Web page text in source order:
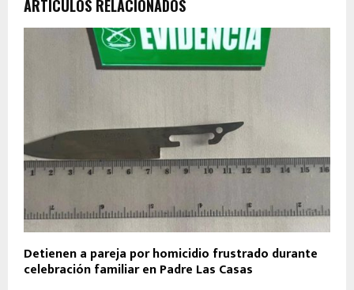
ARTÍCULOS RELACIONADOS
Detienen a pareja por homicidio frustrado durante
celebración familiar en Padre Las Casas